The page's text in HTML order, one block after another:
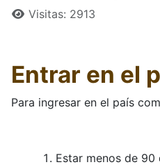
Visitas: 2913
Entrar en el
Para ingresar en el país
Estar menos de 90